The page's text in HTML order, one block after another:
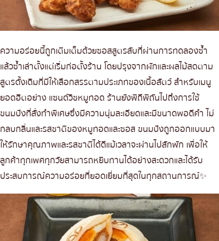
ความอร่อยนี้ถูกเติมเต็มด้วยซอสสูตรลับที่ผ่านการทดลองซ้ำ
แล้วซ้ำเล่าตั้งแต่เริ่มก่อตั้งร้าน โดยปรุงจากผักและผลไม้สดตาม
สูตรดั้งเดิมที่มีให้เลือกสรรตามประเภทของเนื้อสัตว์ สำหรับเมนู
ยอดฮิตอย่าง แซนด์วิชหมูทอด ร้านยังพิถีพิถันไปถึงการใช้
ขนมปังที่สั่งทำพิเศษซึ่งมีความนุ่มละเอียดและมีขนาดพอดีคำ ไม่
กลบกลิ่นและรสชาติของหมูทอดและซอส ขนมปังถูกออกแบบมา
ให้รักษาคุณภาพและรสชาติได้ดีแม้เวลาจะผ่านไปสักพัก เพื่อให้
ลูกค้าทุกเพศทุกวัยสามารถหยิบทานได้อย่างสะดวกและได้รับ
ประสบการณ์ความอร่อยที่ยอดเยี่ยมที่สุดในทุกสถานการณ์✨